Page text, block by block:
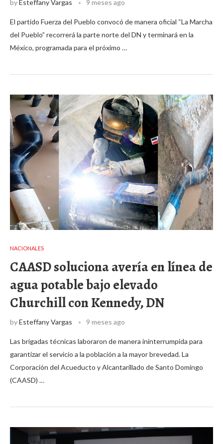
byEsteffany Vargas 9 meses ago
El partido Fuerza del Pueblo convocó de manera oficial “La Marcha
del Pueblo” recorrerá la parte norte del DN y terminará en la
México, programada para el próximo …
NACIONALES
CAASD soluciona avería en línea de
agua potable bajo elevado
Churchill con Kennedy, DN
byEsteffany Vargas 9 meses ago
Las brigadas técnicas laboraron de manera ininterrumpida para
garantizar el servicio a la población a la mayor brevedad. La
Corporación del Acueducto y Alcantarillado de Santo Domingo
(CAASD) …